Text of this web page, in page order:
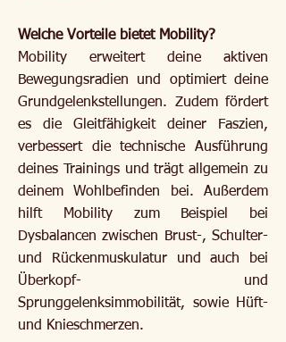
Welche Vorteile bietet Mobility?
Mobility erweitert deine aktiven
Bewegungsradien und optimiert deine
Grundgelenkstellungen. Zudem fördert
es die Gleitfähigkeit deiner Faszien,
verbessert die technische Ausführung
deines Trainings und trägt allgemein zu
deinem Wohlbefinden bei. Außerdem
hilft Mobility zum Beispiel bei
Dysbalancen zwischen Brust-, Schulter-
und Rückenmuskulatur und auch bei
Überkopf- und
Sprunggelenksimmobilität, sowie Hüft-
und Knieschmerzen.